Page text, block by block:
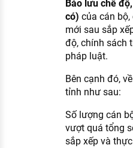
Bảo lưu chế
có) của cán
mới sau sắp
độ, chính sách
pháp luật.
Bên cạnh đó,
tỉnh như sau:
Số lượng cán
vượt quá tổng
sắp xếp và